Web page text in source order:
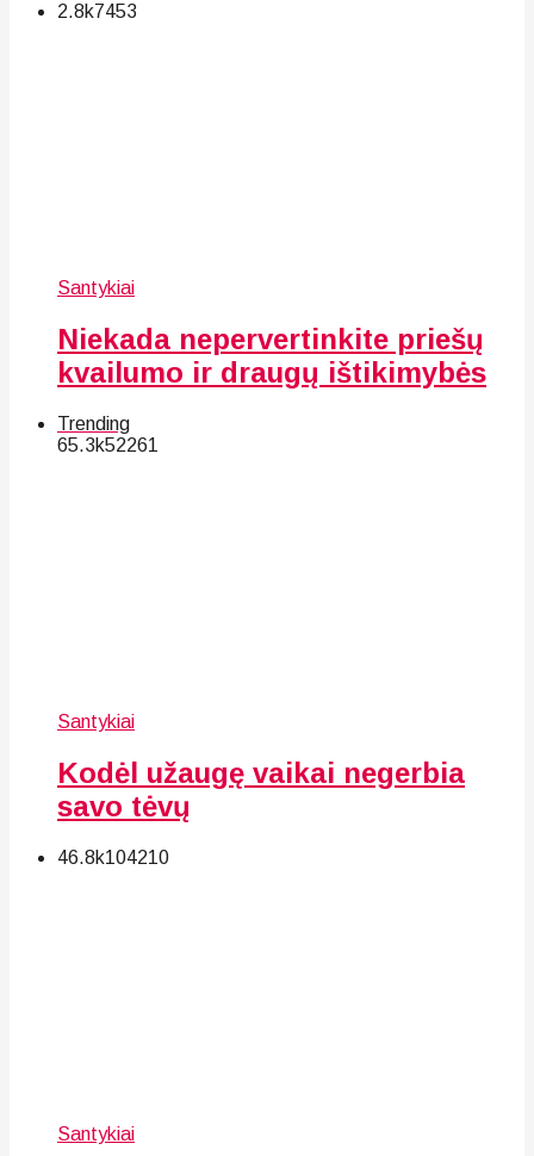
2.8k7453
Santykiai
Niekada nepervertinkite priešų
kvailumo ir draugų ištikimybės
Trending
65.3k52261
Santykiai
Kodėl užaugę vaikai negerbia
savo tėvų
46.8k104210
Santykiai